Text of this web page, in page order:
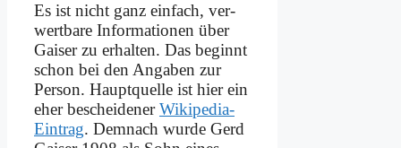
Es ist nicht ganz ein­fach, ver­
wert­ba­re In­for­ma­tio­nen über
Gai­ser zu er­hal­ten. Das be­ginnt
schon bei den An­ga­ben zur
Per­son. Haupt­quel­le ist hier ein
eher be­schei­de­nerWi­ki­pe­dia-
Ein­trag. Dem­nach wur­de Gerd